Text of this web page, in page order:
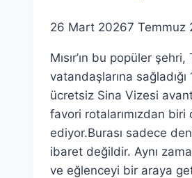
26 Mart 20267 Temmuz
Mısır’ın bu popüler şehri,
vatandaşlarına sağladığı
ücretsiz Sina Vizesi
favori rotalarımızdan biri
ediyor.Burası sadece
ibaret değildir. Aynı
ve eğlenceyi bir araya